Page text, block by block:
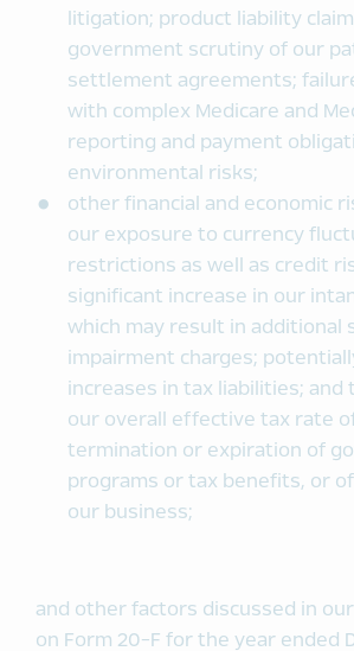
litigation; product liability
government scrutiny of our
settlement agreements;
with complex Medicare and
reporting and payment
environmental risks;
other financial and economic
our exposure to currency
restrictions as well as credit
significant increase in our
which may result in additional
impairment charges;
increases in tax liabilities; and
our overall effective tax rate
termination or expiration of
programs or tax benefits, or of
our business;
and other factors discussed in
on Form 20-F for the year ended